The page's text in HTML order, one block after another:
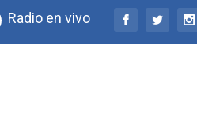
Radio en vivo